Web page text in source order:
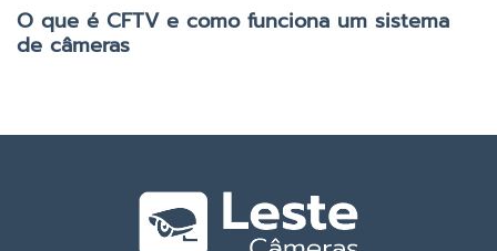
O que é CFTV e como funciona um sistema
de câmeras